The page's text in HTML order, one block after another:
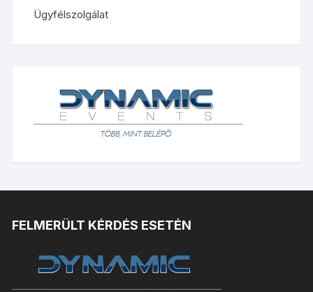
Ügyfélszolgálat
FELMERÜLT KÉRDÉS ESETÉN